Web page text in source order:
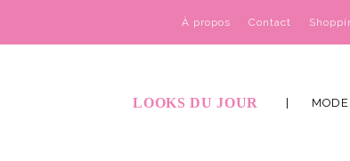
À propos Contact
LOOKS DU JOUR MODE